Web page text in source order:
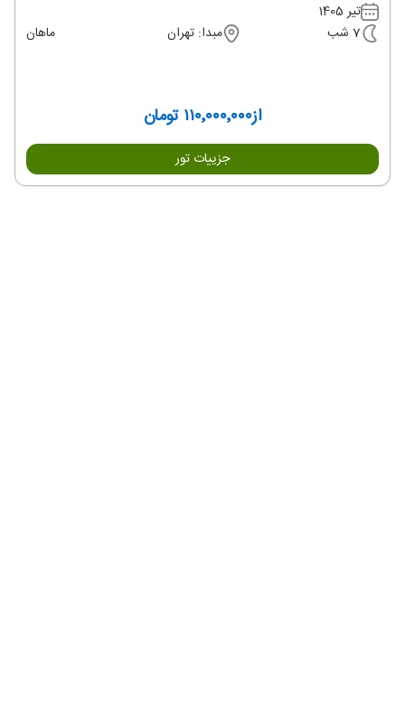
تیر 1405
7 شب
مبدا: تهران ماهان
از۱۱۰٬۰۰۰٬۰۰۰ تومان
جزییات تور